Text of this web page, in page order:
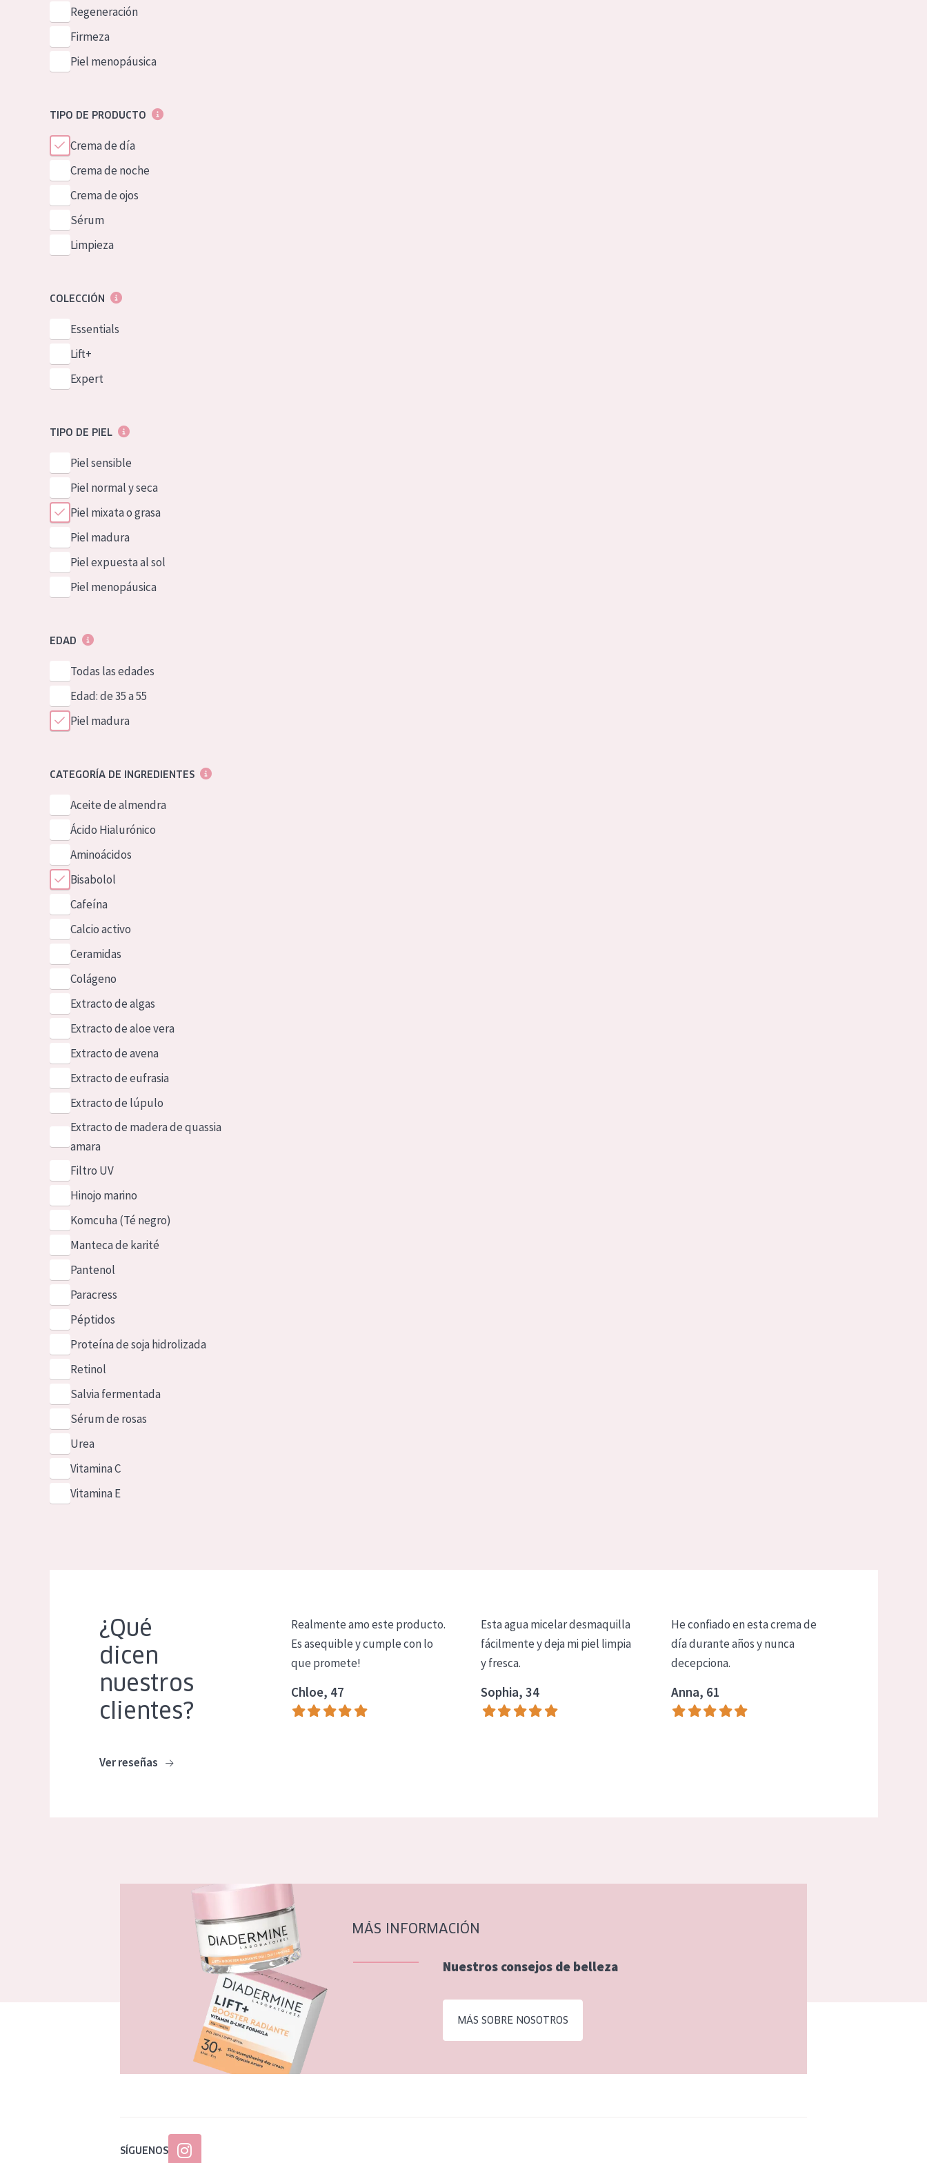
German
Spanish
Greek
Regeneración
Firmeza
Piel menopáusica
TIPO DE PRODUCTO
Crema de día
Crema de noche
Crema de ojos
Sérum
Limpieza
COLECCIÓN
Essentials
Lift+
Expert
TIPO DE PIEL
Piel sensible
Piel normal y seca
Piel mixata o grasa
Piel madura
Piel expuesta al sol
Piel menopáusica
EDAD
Todas las edades
Edad: de 35 a 55
Piel madura
CATEGORÍA DE INGREDIENTES
Aceite de almendra
Ácido Hialurónico
Aminoácidos
Bisabolol
Cafeína
Calcio activo
Ceramidas
Colágeno
Extracto de algas
Extracto de aloe vera
Extracto de avena
Extracto de eufrasia
Extracto de lúpulo
Extracto de madera de quassia
amara
Filtro UV
Hinojo marino
Komcuha (Té negro)
Manteca de karité
Pantenol
Paracress
Péptidos
Proteína de soja hidrolizada
Retinol
Salvia fermentada
Sérum de rosas
Urea
Vitamina C
Vitamina E
¿Qué
dicen
nuestros
clientes?
Ver reseñas
Realmente amo este producto.
Es asequible y cumple con lo
que promete!
Chloe, 47
Esta agua micelar desmaquilla
fácilmente y deja mi piel limpia
y fresca.
Sophia, 34
He confiado en esta crema de
día durante años y nunca
decepciona.
Anna, 61
MÁS INFORMACIÓN
Nuestros consejos de belleza
MÁS SOBRE NOSOTROS
SÍGUENOS